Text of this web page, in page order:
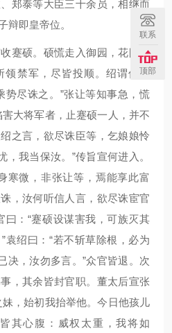
郑泰等大臣三十余员，相继而
辩即皇帝位。
蹇硕。硕慌走入御园，花阴下
领禁军，尽皆投顺。绍谓何进
势尽诛之。”张让等知事急，慌
害大将军者，止蹇硕一人，并不
之言，欲尽诛臣等，乞娘娘怜
，我当保汝。”传旨宣何进入。
寒微，非张让等，焉能享此富
，汝何听信人言，欲尽诛宦官
曰：“蹇硕设谋害我，可族灭其
袁绍曰：“若不斩草除根，必为
决，汝勿多言。”众官皆退。次
，其余皆封官职。董太后宣张
，始初我抬举他。今日他孩儿
其心腹：威权太重，我将如
联系
顶部